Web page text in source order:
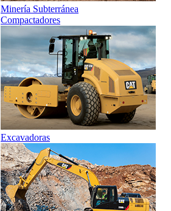
Minería Subterránea
Compactadores
Excavadoras